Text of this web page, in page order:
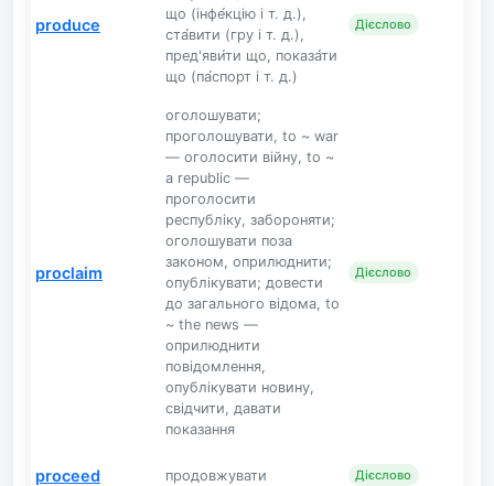
produce
що (інфе́кцію і т. д.),
ста́вити (гру і т. д.),
пред'яви́ти що, показа́ти
що (па́спорт і т. д.)
Дієслово
proclaim
оголошувати;
проголошувати, to ~ war
— оголосити війну, to ~
a republic —
проголосити
республіку, забороняти;
оголошувати поза
законом, оприлюднити;
опублікувати; довести
до загального відома, to
~ the news —
оприлюднити
повідомлення,
опублікувати новину,
свідчити, давати
показання
Дієслово
proceed продовжувати Дієслово